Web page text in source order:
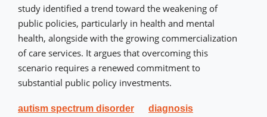
study identified a trend toward the weakening of
public policies, particularly in health and mental
health, alongside with the growing commercialization
of care services. It argues that overcoming this
scenario requires a renewed commitment to
substantial public policy investments.
autism spectrum disorder
diagnosis